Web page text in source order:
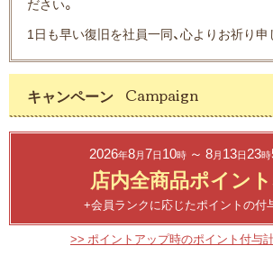
1日も早い復旧を社員一同、心よりお祈り申
キャンペーン
2026年8月7日10時～ 8月13日23時
店内全商品ポイント
+会員ランクに応じたポイントの付
>> ポイントアップ時のポイント付与